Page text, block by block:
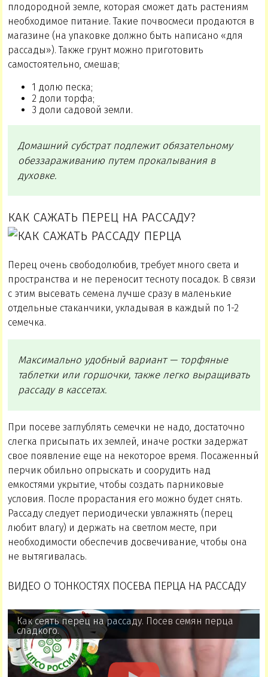
плодородной земле, которая сможет дать растениям
необходимое питание. Такие почвосмеси продаются в
магазине (на упаковке должно быть написано «для
рассады»). Также грунт можно приготовить
самостоятельно, смешав;
1 долю песка;
2 доли торфа;
3 доли садовой земли.
Домашний субстрат подлежит обязательному
обеззараживанию путем прокалывания в
духовке.
КАК САЖАТЬ ПЕРЕЦ НА РАССАДУ?
Перец очень свободолюбив, требует много света и
пространства и не переносит тесноту посадок. В связи
с этим высевать семена лучше сразу в маленькие
отдельные стаканчики, укладывая в каждый по 1-2
семечка.
Максимально удобный вариант — торфяные
таблетки или горшочки, также легко выращивать
рассаду в кассетах.
При посеве заглублять семечки не надо, достаточно
слегка присыпать их землей, иначе ростки задержат
свое появление еще на некоторое время. Посаженный
перчик обильно опрыскать и соорудить над
емкостями укрытие, чтобы создать парниковые
условия. После прорастания его можно будет снять.
Рассаду следует периодически увлажнять (перец
любит влагу) и держать на светлом месте, при
необходимости обеспечив досвечивание, чтобы она
не вытягивалась.
ВИДЕО О ТОНКОСТЯХ ПОСЕВА ПЕРЦА НА РАССАДУ
Как сеять перец на рассаду. Посев семян перца
сладкого.